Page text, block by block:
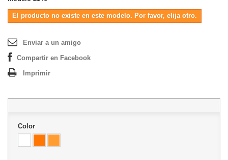
El producto no existe en este modelo. Por favor, elija otro.
Enviar a un amigo
Compartir en Facebook
Imprimir
Color